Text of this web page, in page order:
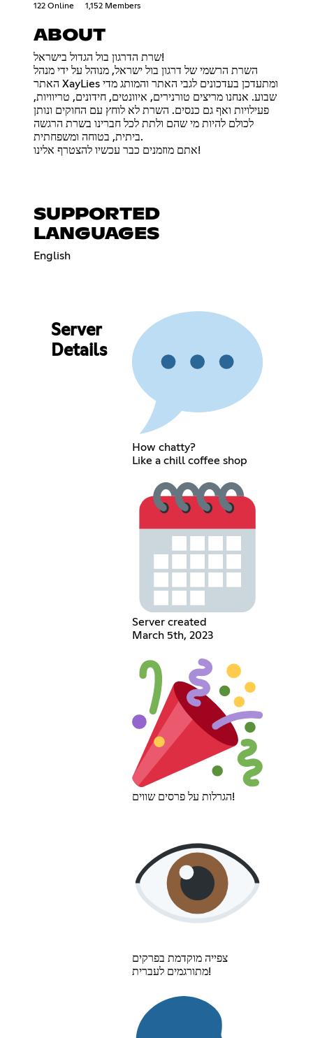
122 Online 1,152 Members
ABOUT
שרת הדרגון בול הגדול בישראל!
השרת הרשמי של דרגון בול ישראל, מנוהל על ידי מנהל
האתר XayLies ומתעדכן בעדכונים לגבי האתר והמותג מדי
שבוע. אנחנו מריצים טורנירים, איוונטים, חידונים, טריוויות,
פעילויות ואף גם כנסים. השרת לא לוחץ עם החוקים ונותן
לכולם להיות מי שהם ולתת לכל חברינו בשרת הרגשה
ביתית, בטוחה ומשפחתית.
אתם מוזמנים כבר עכשיו להצטרף אלינו!
SUPPORTED
LANGUAGES
English
Server
Details
How chatty?
Like a chill coffee shop
Server created
March 5th, 2023
הגרלות על פרסים שווים!
צפייה מוקדמת בפרקים
מתורגמים לעברית!